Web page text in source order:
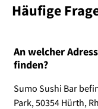
Häufige
An welcher
finden?
Sumo Sushi Bar
Park, 50354 Hürth,